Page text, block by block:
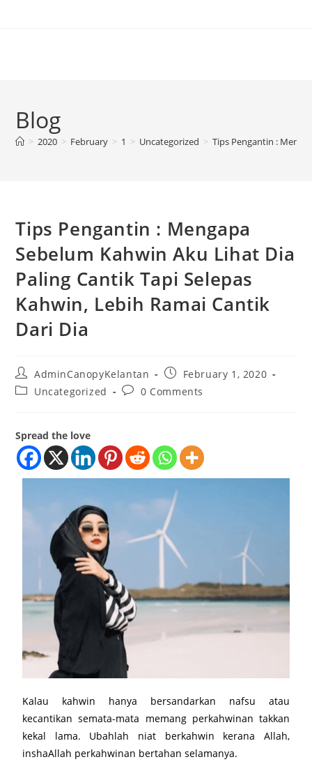
Blog
> 2020 > February > 1 > Uncategorized > Tips Pengantin :
Tips Pengantin : Mengapa
Sebelum Kahwin Aku Lihat Dia
Paling Cantik Tapi Selepas
Kahwin, Lebih Ramai Cantik
Dari Dia
AdminCanopyKelantan
February 1, 2020
Uncategorized
0 Comments
Spread the love
Kalau kahwin hanya bersandarkan nafsu atau
kecantikan semata-mata memang perkahwinan takkan
kekal lama. Ubahlah niat berkahwin kerana Allah,
inshaAllah perkahwinan bertahan selamanya.